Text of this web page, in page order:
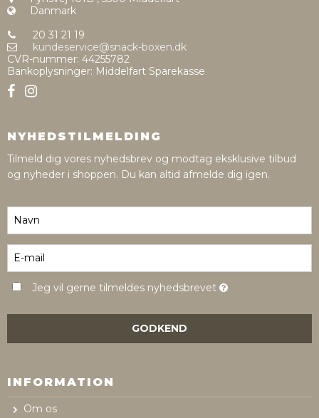
Danmark
20 31 21 19
kundeservice@snack-boxen.dk
CVR-nummer: 44255782
Bankoplysninger: Middelfart Sparekasse
NYHEDSTILMELDING
Tilmeld dig vores nyhedsbrev og modtag eksklusive tilbud
og nyheder i shoppen. Du kan altid afmelde dig igen.
Jeg vil gerne tilmeldes nyhedsbrevet
GODKEND
INFORMATION
Om os